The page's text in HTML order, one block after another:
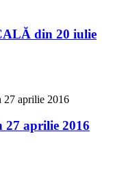
din 20 iulie
aprilie 2016